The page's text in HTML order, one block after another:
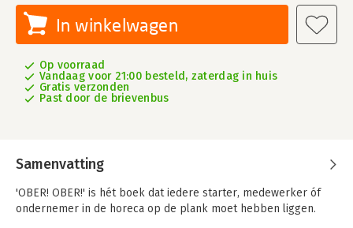
In winkelwagen
Op voorraad
Vandaag voor 21:00 besteld, zaterdag in huis
Gratis verzonden
Past door de brievenbus
Samenvatting
'OBER! OBER!' is hét boek dat iedere starter, medewerker óf
ondernemer in de horeca op de plank moet hebben liggen.